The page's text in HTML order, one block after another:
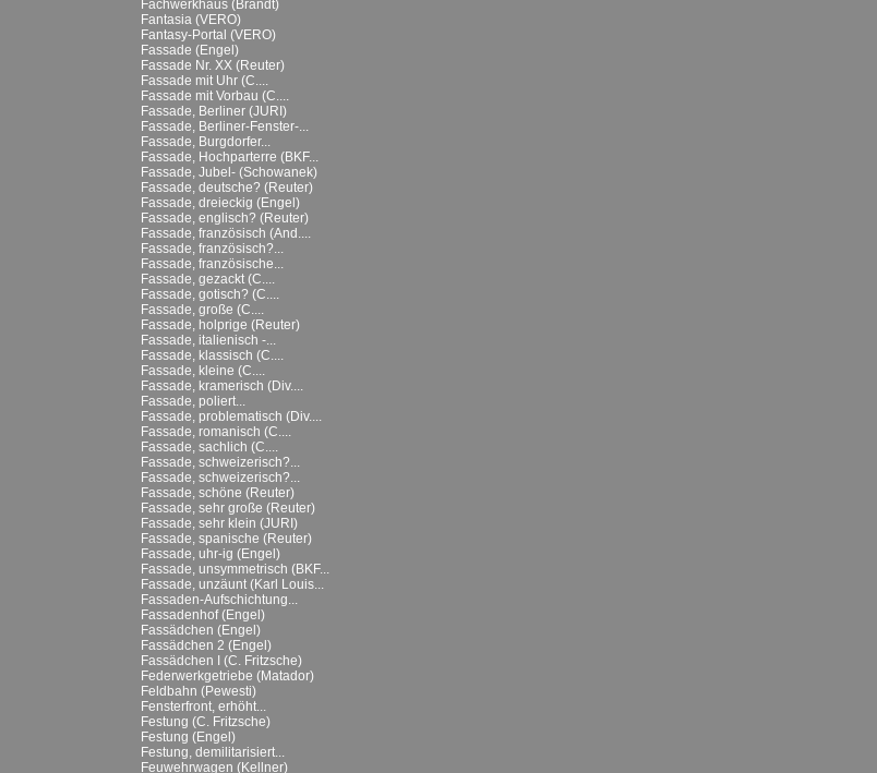
Fachwerkhaus (Brandt)
Fantasia (VERO)
Fantasy-Portal (VERO)
Fassade (Engel)
Fassade Nr. XX (Reuter)
Fassade mit Uhr (C....
Fassade mit Vorbau (C....
Fassade, Berliner (JURI)
Fassade, Berliner-Fenster-...
Fassade, Burgdorfer...
Fassade, Hochparterre (BKF...
Fassade, Jubel- (Schowanek)
Fassade, deutsche? (Reuter)
Fassade, dreieckig (Engel)
Fassade, englisch? (Reuter)
Fassade, französisch (And....
Fassade, französisch?...
Fassade, französische...
Fassade, gezackt (C....
Fassade, gotisch? (C....
Fassade, große (C....
Fassade, holprige (Reuter)
Fassade, italienisch -...
Fassade, klassisch (C....
Fassade, kleine (C....
Fassade, kramerisch (Div....
Fassade, poliert...
Fassade, problematisch (Div....
Fassade, romanisch (C....
Fassade, sachlich (C....
Fassade, schweizerisch?...
Fassade, schweizerisch?...
Fassade, schöne (Reuter)
Fassade, sehr große (Reuter)
Fassade, sehr klein (JURI)
Fassade, spanische (Reuter)
Fassade, uhr-ig (Engel)
Fassade, unsymmetrisch (BKF...
Fassade, unzäunt (Karl Louis...
Fassaden-Aufschichtung...
Fassadenhof (Engel)
Fassädchen (Engel)
Fassädchen 2 (Engel)
Fassädchen I (C. Fritzsche)
Federwerkgetriebe (Matador)
Feldbahn (Pewesti)
Fensterfront, erhöht...
Festung (C. Fritzsche)
Festung (Engel)
Festung, demilitarisiert...
Feuwehrwagen (Kellner)